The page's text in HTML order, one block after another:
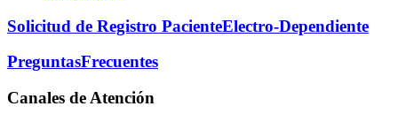
Solicitud de Registro PacienteElectro-Dependiente
PreguntasFrecuentes
Canales de Atención